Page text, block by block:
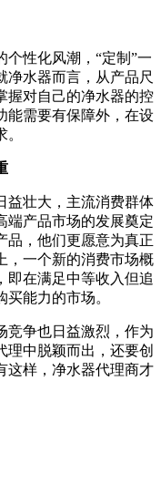
性化风潮，“定制”一
净水器而言，从产品尺
握对自己的净水器的控
能需要有保障外，在设
壮大，主流消费群体
端产品市场的发展奠定
品，他们更愿意为真正
，一个新的消费市场概
即在满足中等收入但追
能力的市场。
争也日益激烈，作为
理中脱颖而出，还要创
这样，净水器代理商才